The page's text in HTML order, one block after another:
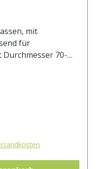
mit
für
70-